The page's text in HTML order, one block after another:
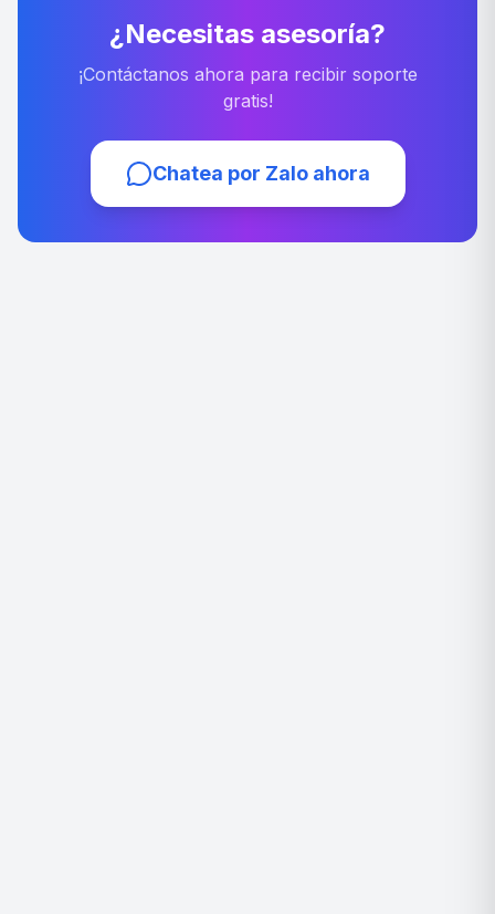
¿Necesitas asesoría?
¡Contáctanos ahora para recibir soporte
gratis!
Chatea por Zalo ahora